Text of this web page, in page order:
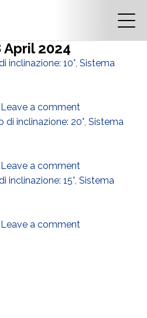
April 2024
inclinazione: 10°, Sistema
Leave a comment
di inclinazione: 20°, Sistema
Leave a comment
inclinazione: 15°, Sistema
Leave a comment